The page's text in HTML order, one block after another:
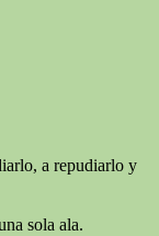
a repudiarlo y
sola ala.